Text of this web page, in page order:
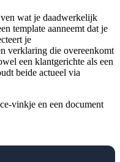
wat je daadwerkelijk
template aanneemt dat je
je
verklaring die overeenkomt
een klantgerichte als een
beide actueel via
vinkje en een document